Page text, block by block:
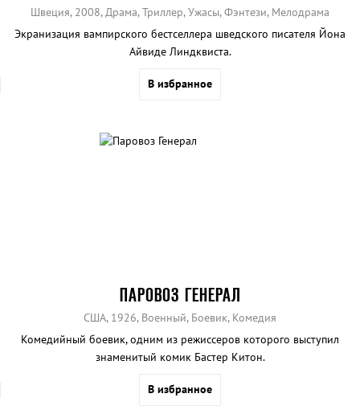
Швеция, 2008, Драма, Триллер, Ужасы, Фэнтези, Мелодрама
Экранизация вампирского бестселлера шведского писателя Йона
Айвиде Линдквиста.
В избранное
ПАРОВОЗ ГЕНЕРАЛ
США, 1926, Военный, Боевик, Комедия
Комедийный боевик, одним из режиссеров которого выступил
знаменитый комик Бастер Китон.
В избранное